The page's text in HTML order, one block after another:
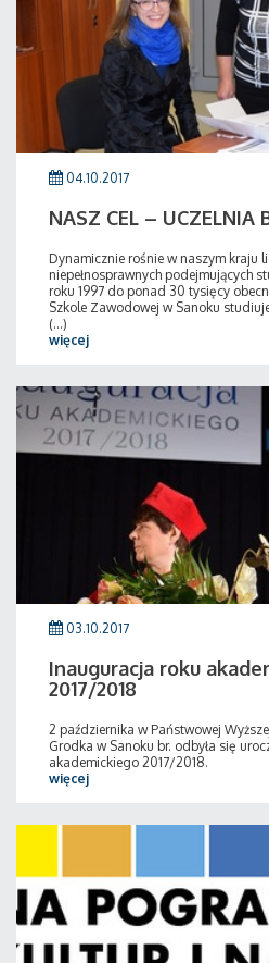
04.10.2017
NASZ CEL – UCZELNIA
Dynamicznie rośnie w naszym kraju
niepełnosprawnych podejmujących
roku 1997 do ponad 30 tysięcy
Szkole Zawodowej w Sanoku
(...)
więcej
03.10.2017
Inauguracja roku
2017/2018
2 października w Państwowej
Grodka w Sanoku br. odbyła się
akademickiego 2017/2018.
więcej